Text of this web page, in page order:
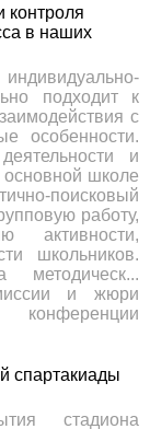
контроля
в наших
подходит к
с
особенности.
и
основной школе
поисковый
работу,
активности,
школьников.
методическ...
и жюри
конференции
спартакиады
стадиона